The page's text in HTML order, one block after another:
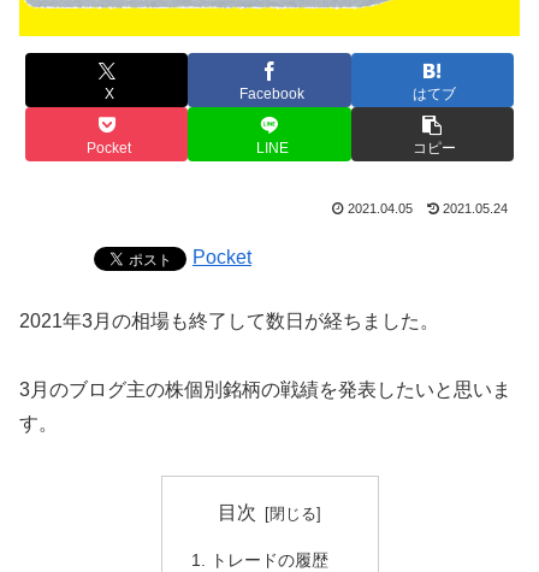
X Facebook はてブ
Pocket LINE コピー
2021.04.05 2021.05.24
Pocket
2021年3月の相場も終了して数日が経ちました。
3月のブログ主の株個別銘柄の戦績を発表したいと思いま
す。
目次
トレードの履歴